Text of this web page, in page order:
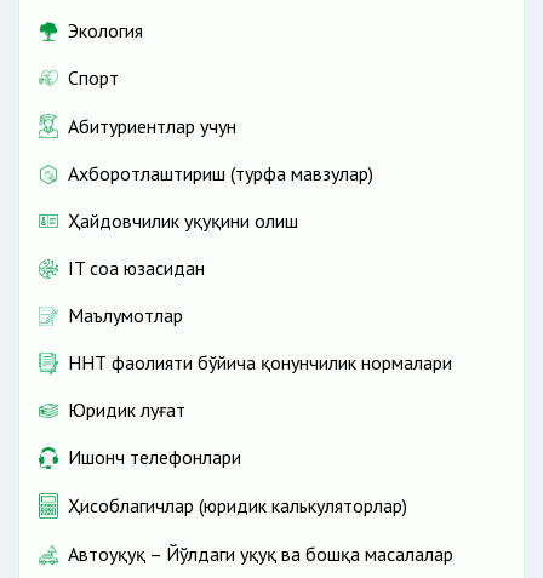
Экология
Спорт
Абитуриентлар учун
Ахборотлаштириш (турфа мавзулар)
Ҳайдовчилик ҳуқуқини олиш
IT соҳа юзасидан
Маълумотлар
ННТ фаолияти бўйича қонунчилик нормалари
Юридик луғат
Ишонч телефонлари
Ҳисоблагичлар (юридик калькуляторлар)
Автоҳуқуқ – Йўлдаги ҳуқуқ ва бошқа масалалар